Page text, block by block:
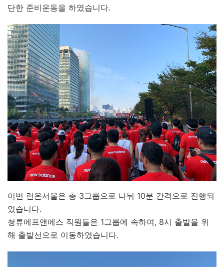
단한 준비운동을 하였습니다.
이번 런온서울은 총 3그룹으로 나눠 10분 간격으로 진행되
었습니다.
청류에프앤에스 직원들은 1그룹에 속하여, 8시 출발을 위
해 출발선으로 이동하였습니다.